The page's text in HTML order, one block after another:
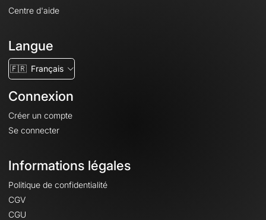
Centre d'aide
Langue
🇫🇷 Français
Connexion
Créer un compte
Se connecter
Informations légales
Politique de confidentialité
CGV
CGU